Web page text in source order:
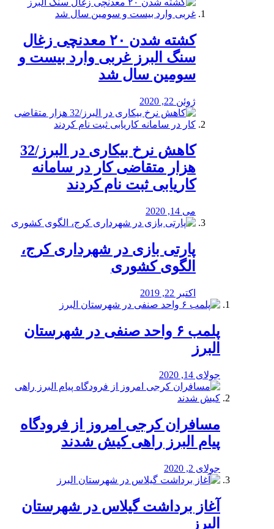
کشته شدن ۲۰ معدنچی زغال
سنگ البرز غربی وارد بیست و
سومین سال شد
ژوئن 22, 2020
کاهش نرخ بیکاری در البرز/32
هزار متقاضی کار در سامانه
کاریابی ثبت نام کردند
می 14, 2020
پارتی بازی در شهرداری کرج،
الگوی کشوری
اکتبر 22, 2019
پلمب ۶ واحد صنفی در شهرستان
البرز
جولای 14, 2020
مسافران کرجی امروز از فرودگاه
پیام البرز راهی کیش شدند
جولای 2, 2020
آغاز برداشت گیلاس در شهرستان
البرز